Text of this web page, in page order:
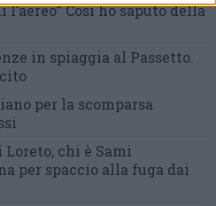
l’aereo”Così ho saputo della
in spiaggia al Passetto.
per la scomparsa
chi è Sami
per spaccio alla fuga dai